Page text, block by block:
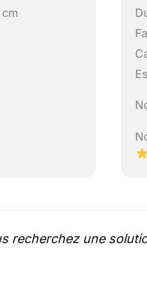
recherchez une